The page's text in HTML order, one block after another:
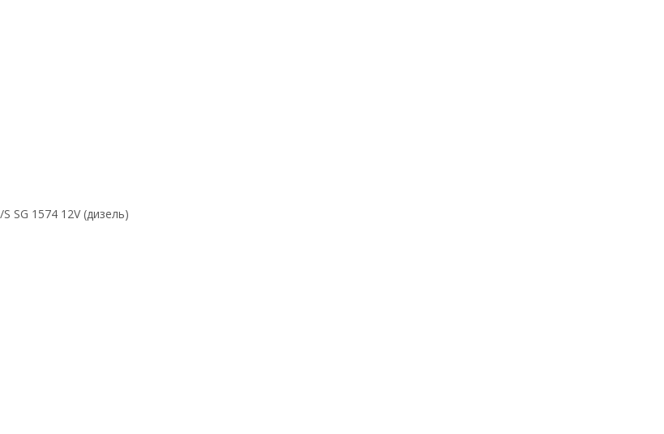
SG 1574 12V (дизель)